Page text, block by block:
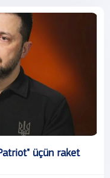
üçün raket